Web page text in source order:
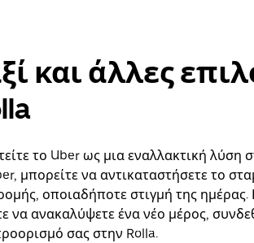
και άλλες
το Uber ως μια εναλλακτική λύση
μπορείτε να αντικαταστήσετε το
οποιαδήποτε στιγμή της
να ανακαλύψετε ένα νέο μέρος,
σας στην Rolla.